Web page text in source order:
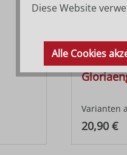
Varianten
20,90 €
Diese Website
Alle Cookies